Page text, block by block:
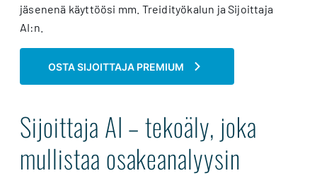
jäsenenä käyttöösi mm. Treidityökalun ja Sijoittaja
AI:n.
OSTA SIJOITTAJA PREMIUM
Sijoittaja AI – tekoäly, joka
mullistaa osakeanalyysin